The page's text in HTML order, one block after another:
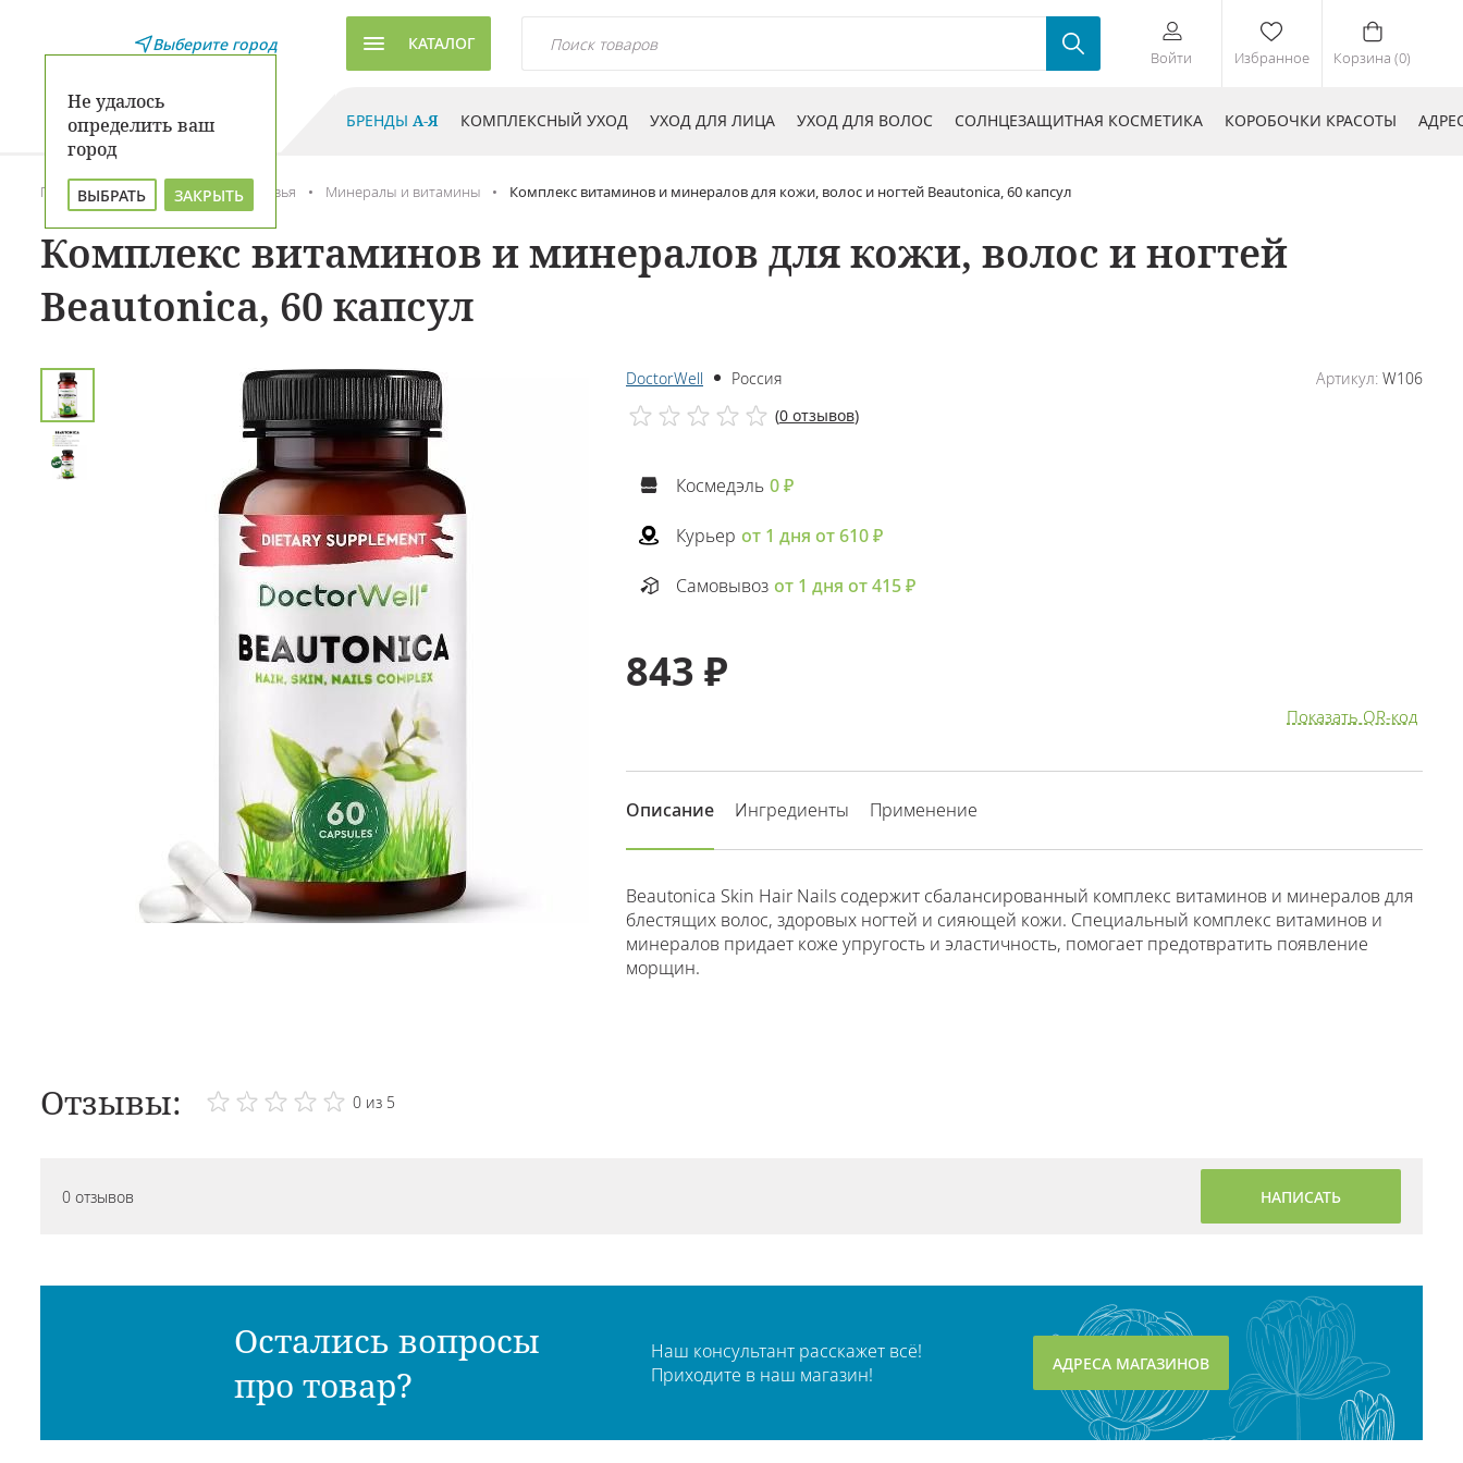
Выберите город
Не удалось
определить ваш
город
ВЫБРАТЬ ЗАКРЫТЬ
КАТАЛОГ
Войти Избранное Корзина (0)
БРЕНДЫ А-Я КОМПЛЕКСНЫЙ УХОД УХОД ДЛЯ ЛИЦА УХОД ДЛЯ ВОЛОС СОЛНЦЕЗАЩИТНАЯ КОСМЕТИКА КОРОБОЧКИ КРАСОТЫ
Главная Каталог Для здоровья Минералы и витамины Комплекс витаминов и минералов для кожи, волос и ногтей Beautonica, 60 капсул
Комплекс витаминов и минералов для кожи, волос и ногтей
Beautonica, 60 капсул
DoctorWell Россия Артикул: W106
(0 отзывов)
Космедэль 0 ₽
Курьер от 1 дня от 610 ₽
Самовывоз от 1 дня от 415 ₽
843 ₽
Показать QR-код
Описание Ингредиенты Применение
Beautonica Skin Hair Nails содержит сбалансированный комплекс витаминов и минералов для
блестящих волос, здоровых ногтей и сияющей кожи. Специальный комплекс витаминов и
минералов придает коже упругость и эластичность, помогает предотвратить появление
морщин.
Отзывы: 0 из 5
0 отзывов НАПИСАТЬ
Остались вопросы
про товар?
Наш консультант расскажет всё!
Приходите в наш магазин!
АДРЕСА МАГАЗИНОВ